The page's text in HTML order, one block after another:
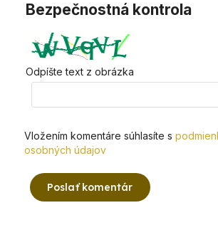
Bezpečnostná kontrola
Odpíšte text z obrázka
Vložením komentáre súhlasíte s
osobných údajov
Poslať komentár